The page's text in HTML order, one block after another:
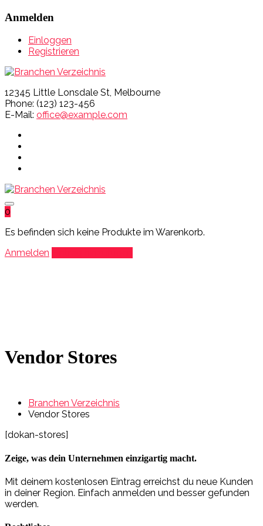
Anmelden
Einloggen
Registrieren
12345 Little Lonsdale St, Melbourne
Phone: (123) 123-456
E-Mail: office@example.com
0
Es befinden sich keine Produkte im Warenkorb.
Anmelden
Vendor Stores
Branchen Verzeichnis
Vendor Stores
[dokan-stores]
Zeige, was dein Unternehmen einzigartig macht.
Mit deinem kostenlosen Eintrag erreichst du neue Kunden
in deiner Region. Einfach anmelden und besser gefunden
werden.